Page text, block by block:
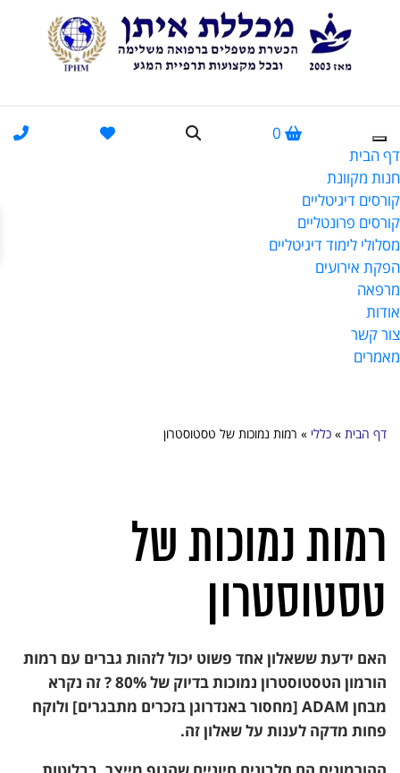
0
דף הבית
חנות מקוונת
קורסים דיגיטליים
קורסים פרונטליים
מסלולי לימוד דיגיטליים
הפקת אירועים
מרפאה
אודות
צור קשר
מאמרים
דף הבית » כללי » רמות נמוכות של טסטוסטרון
רמות נמוכות של
טסטוסטרון
האם ידעת ששאלון אחד פשוט יכול לזהות גברים עם רמות
הורמון הטסטוסטרון נמוכות בדיוק של 80% ? זה נקרא
מבחן ADAM [מחסור באנדרוגן בזכרים מתבגרים] ולוקח
פחות מדקה לענות על שאלון זה.